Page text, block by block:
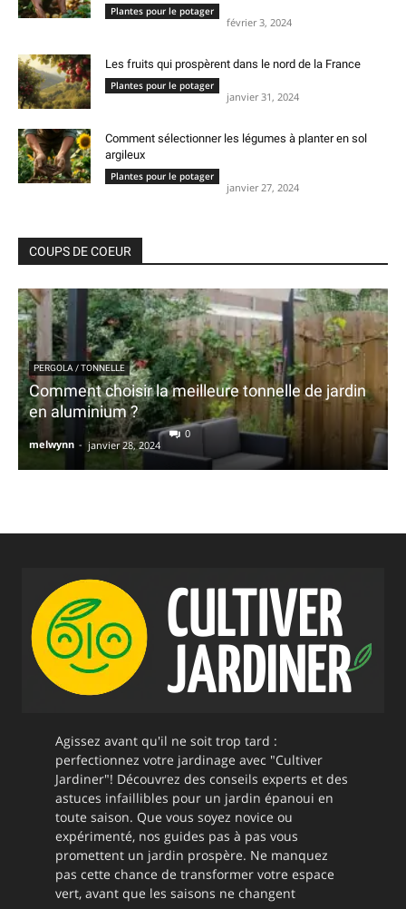
Plantes pour le potager
février 3, 2024
Les fruits qui prospèrent dans le nord de la France
Plantes pour le potager
janvier 31, 2024
Comment sélectionner les légumes à planter en sol
argileux
Plantes pour le potager
janvier 27, 2024
COUPS DE COEUR
PERGOLA / TONNELLE
Comment choisir la meilleure tonnelle de jardin
en aluminium ?
melwynn - janvier 28, 2024
0
Agissez avant qu'il ne soit trop tard :
perfectionnez votre jardinage avec "Cultiver
Jardiner"! Découvrez des conseils experts et des
astuces infaillibles pour un jardin épanoui en
toute saison. Que vous soyez novice ou
expérimenté, nos guides pas à pas vous
promettent un jardin prospère. Ne manquez
pas cette chance de transformer votre espace
vert, avant que les saisons ne changent